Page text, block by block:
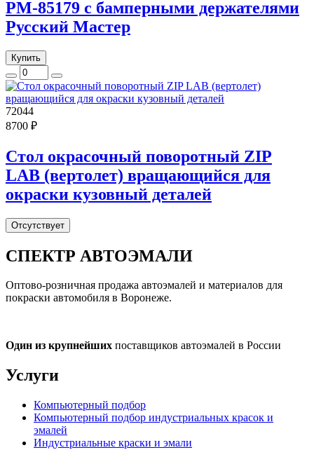
РМ-85179 с бамперными держателями
Русский Мастер
Купить
72044
8700 ₽
Стол окрасочный поворотный ZIP
LAB (вертолет) вращающийся для
окраски кузовный деталей
Отсутствует
СПЕКТР АВТОЭМАЛИ
Оптово-розничная продажа автоэмалей и материалов для
покраски автомобиля в Воронеже.
Один из крупнейших поставщиков автоэмалей в России
Услуги
Компьютерный подбор
Компьютерный подбор индустриальных красок и
эмалей
Индустриальные краски и эмали